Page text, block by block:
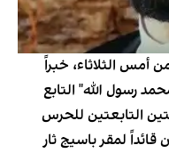
أمس الثلاثاء، خبراً
رسول الله" التابع
التابعتين للحرس
قائداً لمقر باسيج ثار